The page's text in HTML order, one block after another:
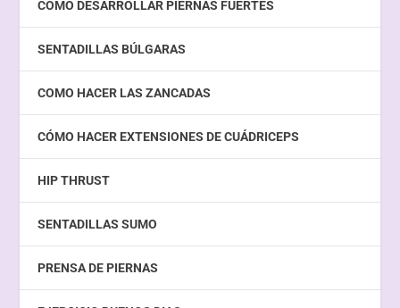
COMO DESARROLLAR PIERNAS FUERTES
SENTADILLAS BÚLGARAS
COMO HACER LAS ZANCADAS
CÓMO HACER EXTENSIONES DE CUÁDRICEPS
HIP THRUST
SENTADILLAS SUMO
PRENSA DE PIERNAS